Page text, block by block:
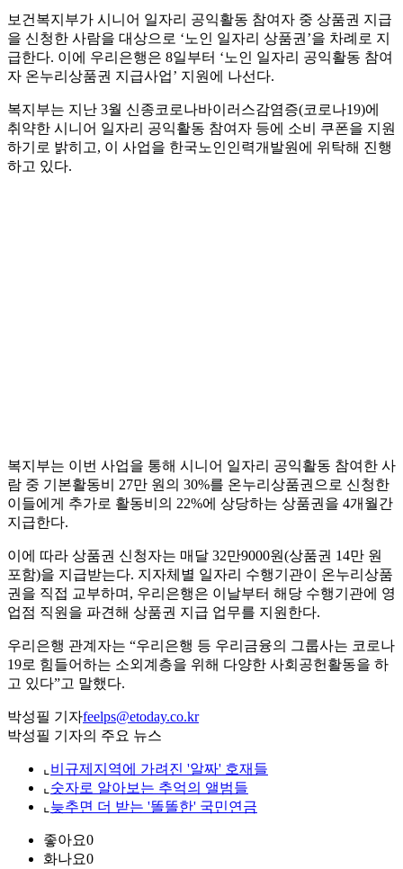
보건복지부가 시니어 일자리 공익활동 참여자 중 상품권 지급
을 신청한 사람을 대상으로 ‘노인 일자리 상품권’을 차례로 지
급한다. 이에 우리은행은 8일부터 ‘노인 일자리 공익활동 참여
자 온누리상품권 지급사업’ 지원에 나선다.
복지부는 지난 3월 신종코로나바이러스감염증(코로나19)에
취약한 시니어 일자리 공익활동 참여자 등에 소비 쿠폰을 지원
하기로 밝히고, 이 사업을 한국노인인력개발원에 위탁해 진행
하고 있다.
복지부는 이번 사업을 통해 시니어 일자리 공익활동 참여한 사
람 중 기본활동비 27만 원의 30%를 온누리상품권으로 신청한
이들에게 추가로 활동비의 22%에 상당하는 상품권을 4개월간
지급한다.
이에 따라 상품권 신청자는 매달 32만9000원(상품권 14만 원
포함)을 지급받는다. 지자체별 일자리 수행기관이 온누리상품
권을 직접 교부하며, 우리은행은 이날부터 해당 수행기관에 영
업점 직원을 파견해 상품권 지급 업무를 지원한다.
우리은행 관계자는 “우리은행 등 우리금융의 그룹사는 코로나
19로 힘들어하는 소외계층을 위해 다양한 사회공헌활동을 하
고 있다”고 말했다.
박성필 기자feelps@etoday.co.kr
박성필 기자의 주요 뉴스
⌞ 비규제지역에 가려진 '알짜' 호재들
⌞ 숫자로 알아보는 추억의 앨범들
⌞ 늦추면 더 받는 '똘똘한' 국민연금
좋아요0
화나요0